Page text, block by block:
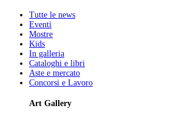
Tutte le news
Eventi
Mostre
Kids
In galleria
Cataloghi e libri
Aste e mercato
Concorsi e Lavoro
Art Gallery